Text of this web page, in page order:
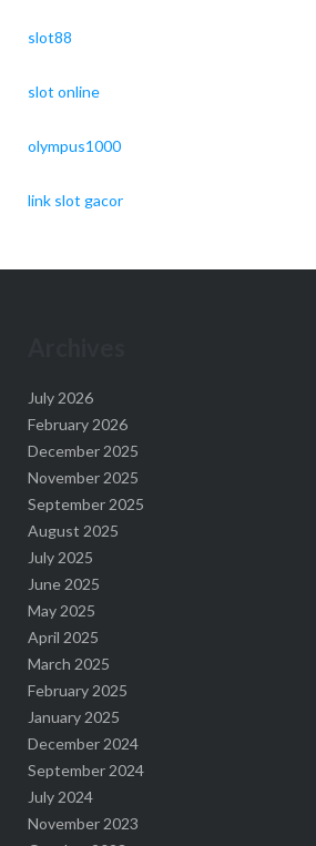
slot88
slot online
olympus1000
link slot gacor
July 2026
February 2026
December 2025
November 2025
September 2025
August 2025
July 2025
June 2025
May 2025
April 2025
March 2025
February 2025
January 2025
December 2024
September 2024
July 2024
November 2023